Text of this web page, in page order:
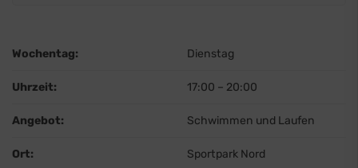
Wochentag: Dienstag
Uhrzeit: 17:00 – 20:00
Angebot: Schwimmen und Laufen
Ort: Sportpark Nord